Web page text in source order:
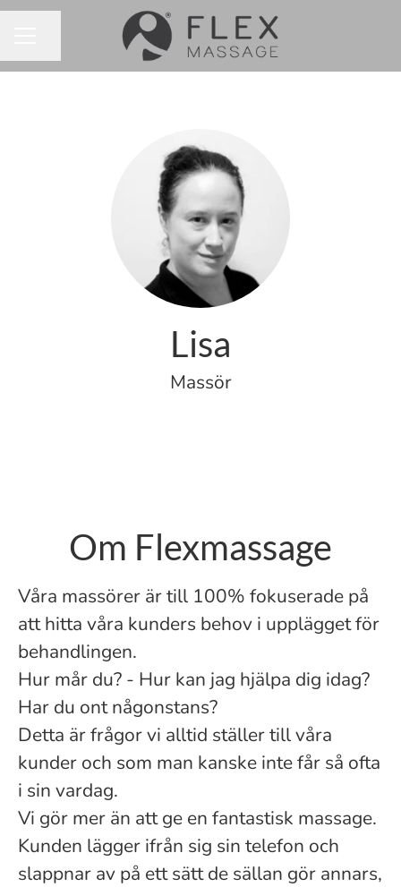
Lisa
Massör
Om Flexmassage
Våra massörer är till 100% fokuserade på
att hitta våra kunders behov i upplägget för
behandlingen.
Hur mår du? - Hur kan jag hjälpa dig idag?
Har du ont någonstans?
Detta är frågor vi alltid ställer till våra
kunder och som man kanske inte får så ofta
i sin vardag.
Vi gör mer än att ge en fantastisk massage.
Kunden lägger ifrån sig sin telefon och
slappnar av på ett sätt de sällan gör annars,